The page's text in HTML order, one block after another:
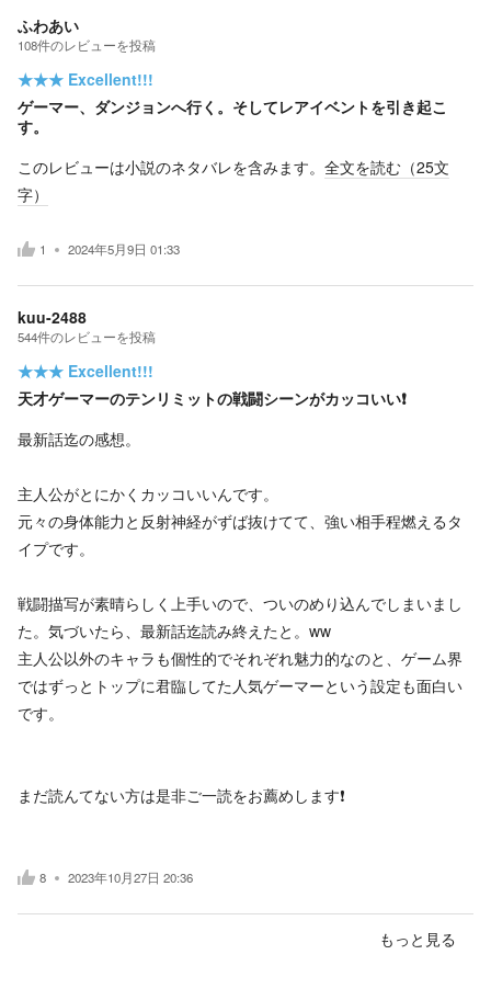
ふわあい
108件のレビューを投稿
★★★ Excellent!!!
ゲーマー、ダンジョンへ行く。そしてレアイベントを引き起こ
す。
このレビューは小説のネタバレを含みます。 全文を読む（25文
字）
1 2024年5月9日 01:33
kuu-2488
544件のレビューを投稿
★★★ Excellent!!!
天才ゲーマーのテンリミットの戦闘シーンがカッコいい❗
最新話迄の感想。
主人公がとにかくカッコいいんです。
元々の身体能力と反射神経がずば抜けてて、強い相手程燃えるタ
イプです。
戦闘描写が素晴らしく上手いので、ついのめり込んでしまいまし
た。気づいたら、最新話迄読み終えたと。ww
主人公以外のキャラも個性的でそれぞれ魅力的なのと、ゲーム界
ではずっとトップに君臨してた人気ゲーマーという設定も面白い
です。
まだ読んてない方は是非ご一読をお薦めします❗
8 2023年10月27日 20:36
もっと見る